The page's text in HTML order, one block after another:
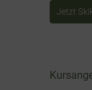
Jetzt